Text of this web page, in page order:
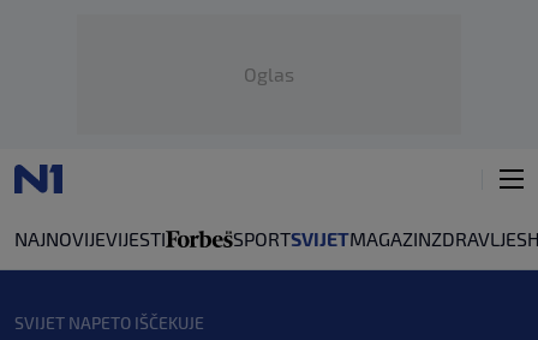
Oglas
NAJNOVIJEVIJESTI SPORTSVIJETMAGAZINZDRAVLJE
SVIJET NAPETO IŠČEKUJE